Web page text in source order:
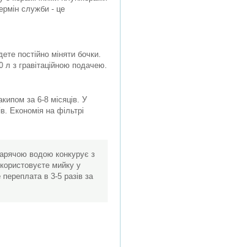
служби - це
постійно міняти бочки.
л з гравітаційною подачею.
за 6-8 місяців. У
Економія на фільтрі
водою конкурує з
мийку у
переплата в 3-5 разів за